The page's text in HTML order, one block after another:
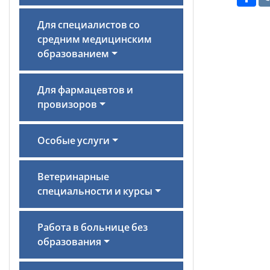
Для специалистов со
средним медицинским
образованием
Для фармацевтов и
провизоров
Особые услуги
Ветеринарные
специальности и курсы
Работа в больнице без
образования